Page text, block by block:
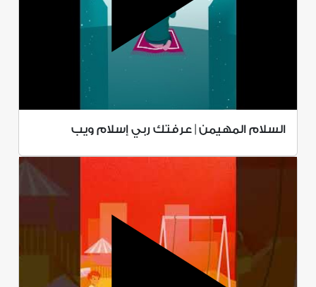
السلام المهيمن | عرفتك ربي إسلام ويب